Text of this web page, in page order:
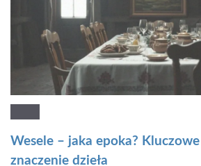
Wesele – jaka epoka?
znaczenie dzieła